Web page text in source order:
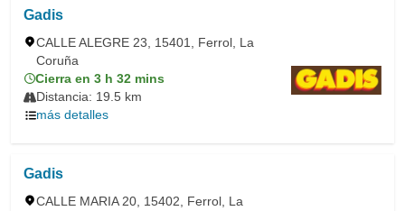
Gadis
CALLE ALEGRE 23, 15401, Ferrol, La
Coruña
Cierra en 3 h 32 mins
Distancia: 19.5 km
más detalles
Gadis
CALLE MARIA 20, 15402, Ferrol, La